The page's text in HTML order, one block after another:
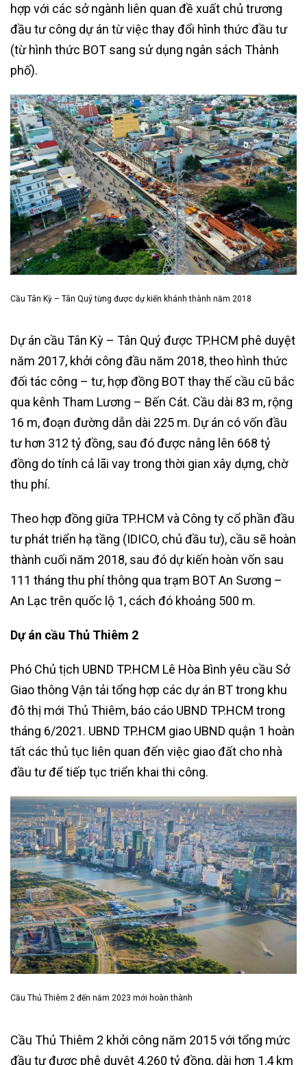
hợp với các sở ngành liên quan đề xuất chủ trương
đầu tư công dự án từ việc thay đổi hình thức đầu tư
(từ hình thức BOT sang sử dụng ngân sách Thành
phố).
Cầu Tân Kỳ – Tân Quý từng được dự kiến khánh thành năm 2018
Dự án cầu Tân Kỳ – Tân Quý được TP.HCM phê duyệt
năm 2017, khởi công đầu năm 2018, theo hình thức
đối tác công – tư, hợp đồng BOT thay thế cầu cũ bắc
qua kênh Tham Lương – Bến Cát. Cầu dài 83 m, rộng
16 m, đoạn đường dẫn dài 225 m. Dự án có vốn đầu
tư hơn 312 tỷ đồng, sau đó được nâng lên 668 tỷ
đồng do tính cả lãi vay trong thời gian xây dựng, chờ
thu phí.
Theo hợp đồng giữa TP.HCM và Công ty cổ phần đầu
tư phát triển hạ tầng (IDICO, chủ đầu tư), cầu sẽ hoàn
thành cuối năm 2018, sau đó dự kiến hoàn vốn sau
111 tháng thu phí thông qua trạm BOT An Sương –
An Lạc trên quốc lộ 1, cách đó khoảng 500 m.
Dự án cầu Thủ Thiêm 2
Phó Chủ tịch UBND TP.HCM Lê Hòa Bình yêu cầu Sở
Giao thông Vận tải tổng hợp các dự án BT trong khu
đô thị mới Thủ Thiêm, báo cáo UBND TP.HCM trong
tháng 6/2021. UBND TP.HCM giao UBND quận 1 hoàn
tất các thủ tục liên quan đến việc giao đất cho nhà
đầu tư để tiếp tục triển khai thi công.
Cầu Thủ Thiêm 2 đến năm 2023 mới hoàn thành
Cầu Thủ Thiêm 2 khởi công năm 2015 với tổng mức
đầu tư được phê duyệt 4.260 tỷ đồng, dài hơn 1,4 km